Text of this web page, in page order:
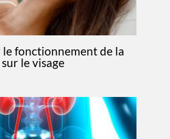
fonctionnement de la
le visage